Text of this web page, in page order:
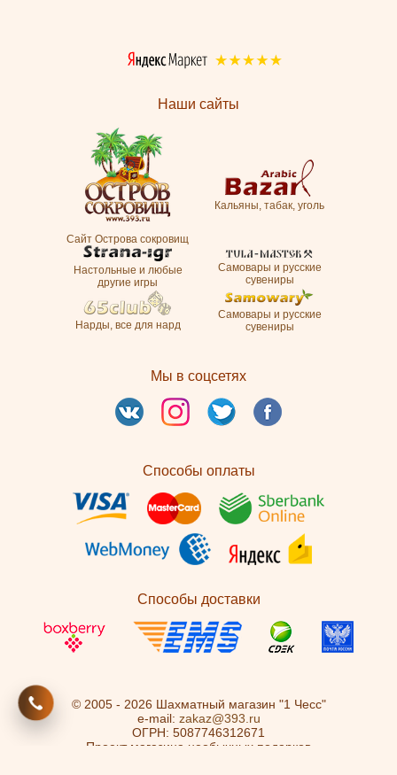
Наши сайты
Сайт Острова сокровищ
Кальяны, табак, уголь
Настольные и любые
другие игры
Самовары и русские
сувениры
Нарды, все для нард
Самовары и русские
сувениры
Мы в соцсетях
Способы оплаты
Способы доставки
© 2005 - 2026 Шахматный магазин "1 Чесс"
e-mail: zakaz@393.ru
ОГРН: 5087746312671
Проект магазина необычных подарков